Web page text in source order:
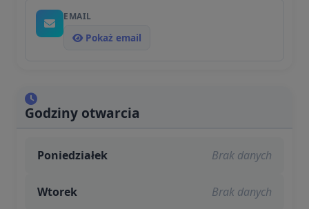
EMAIL
Pokaż email
Godziny otwarcia
Poniedziałek Brak danych
Wtorek Brak danych